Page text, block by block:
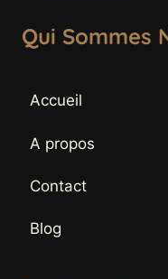
Qui Sommes
Accueil
A propos
Contact
Blog